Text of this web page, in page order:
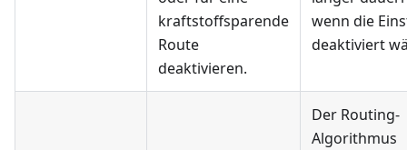
kraftstoffsparende
Route
deaktivieren.
wenn die
deaktiviert
Der Routing-
Algorithmus